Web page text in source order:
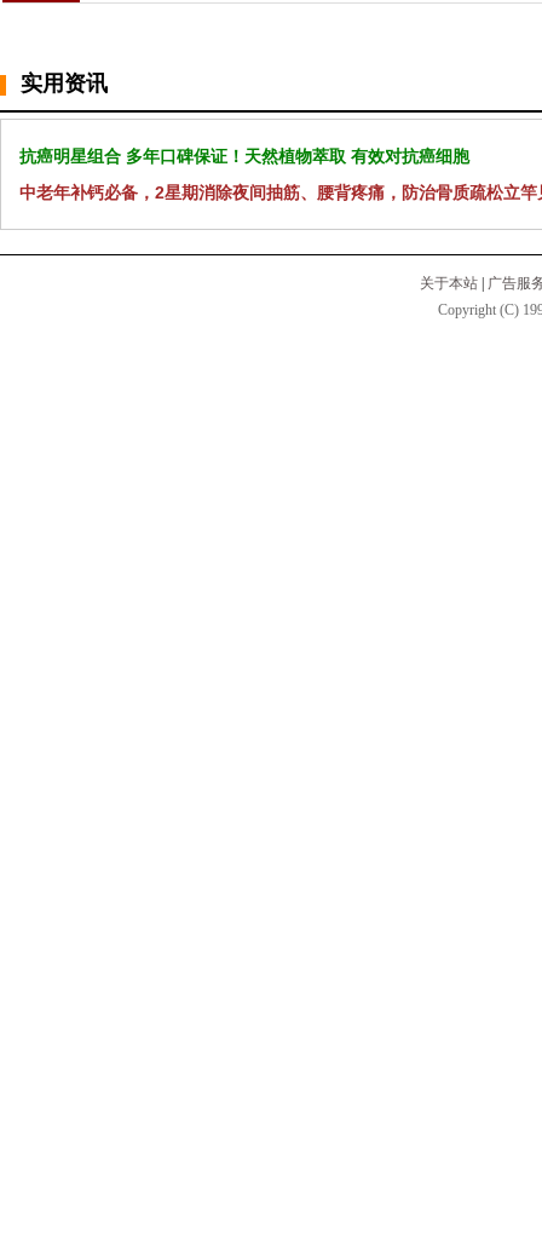
实用资讯
抗癌明星组合 多年口碑保证！天然植物萃取 有效对抗癌细胞
中老年补钙必备，2星期消除夜间抽筋、腰背疼痛，防治骨质疏松立竿
关于本站 | 广告服
Copyright (C)